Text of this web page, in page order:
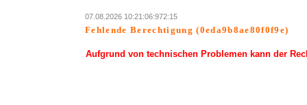
07.08.2026 10:21:06:972:15
Fehlende Berechtigung (0eda9b8ae80f0f9e)
Aufgrund von technischen Problemen kann der